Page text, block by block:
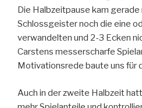
Die Halbzeitpause kam
Schlossgeister noch die eine
verwandelten und 2-3 Ecken
Carstens messerscharfe
Motivationsrede baute uns für
Auch in der zweite Halbzeit